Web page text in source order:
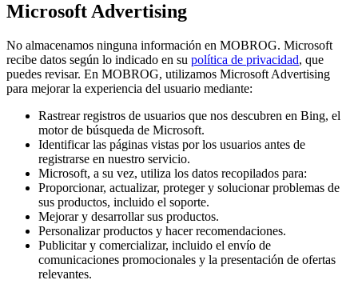
Microsoft Advertising
No almacenamos ninguna información en MOBROG. Microsoft
recibe datos según lo indicado en su política de privacidad, que
puedes revisar. En MOBROG, utilizamos Microsoft Advertising
para mejorar la experiencia del usuario mediante:
Rastrear registros de usuarios que nos descubren en Bing, el
motor de búsqueda de Microsoft.
Identificar las páginas vistas por los usuarios antes de
registrarse en nuestro servicio.
Microsoft, a su vez, utiliza los datos recopilados para:
Proporcionar, actualizar, proteger y solucionar problemas de
sus productos, incluido el soporte.
Mejorar y desarrollar sus productos.
Personalizar productos y hacer recomendaciones.
Publicitar y comercializar, incluido el envío de
comunicaciones promocionales y la presentación de ofertas
relevantes.